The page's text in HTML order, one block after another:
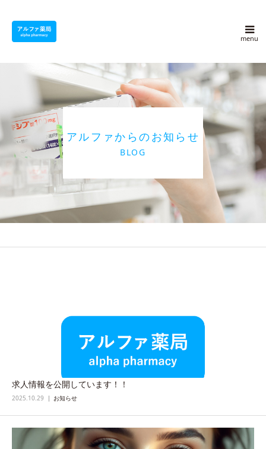
アルファからのお知らせ
BLOG
求人情報を公開しています！！
2025.10.29 お知らせ
採用情報
よくある質問
アルファ豆知識
ブログ